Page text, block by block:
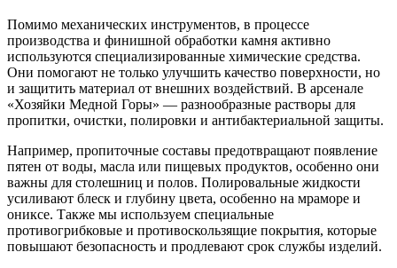
Помимо механических инструментов, в процессе
производства и финишной обработки камня активно
используются специализированные химические средства.
Они помогают не только улучшить качество поверхности, но
и защитить материал от внешних воздействий. В арсенале
«Хозяйки Медной Горы» — разнообразные растворы для
пропитки, очистки, полировки и антибактериальной защиты.
Например, пропиточные составы предотвращают появление
пятен от воды, масла или пищевых продуктов, особенно они
важны для столешниц и полов. Полировальные жидкости
усиливают блеск и глубину цвета, особенно на мраморе и
ониксе. Также мы используем специальные
противогрибковые и противоскользящие покрытия, которые
повышают безопасность и продлевают срок службы изделий.